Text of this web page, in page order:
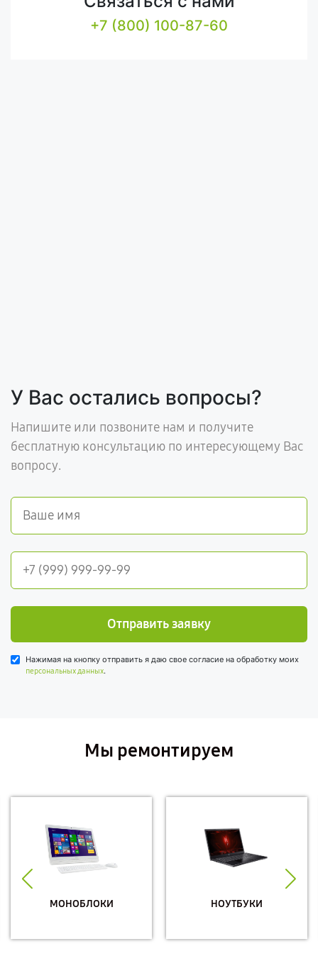
+7 (800) 100-87-60
У Вас остались вопросы?
Напишите или позвоните нам и получите
бесплатную консультацию по интересующему Вас
вопросу.
Отправить заявку
Нажимая на кнопку отправить я даю свое согласие на обработку моих
персональных данных.
Мы ремонтируем
МОНОБЛОКИ НОУТБУКИ